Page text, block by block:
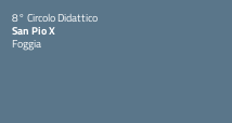
8° Circolo Didattico
San Pio X
Foggia
— Visita la pagina iniziale della scuola